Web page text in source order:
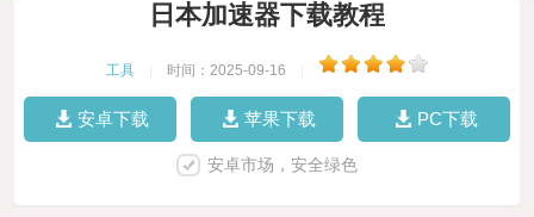
日本加速器下载教程
工具 时间：2025-09-16
安卓下载 苹果下载 PC下载
安卓市场，安全绿色